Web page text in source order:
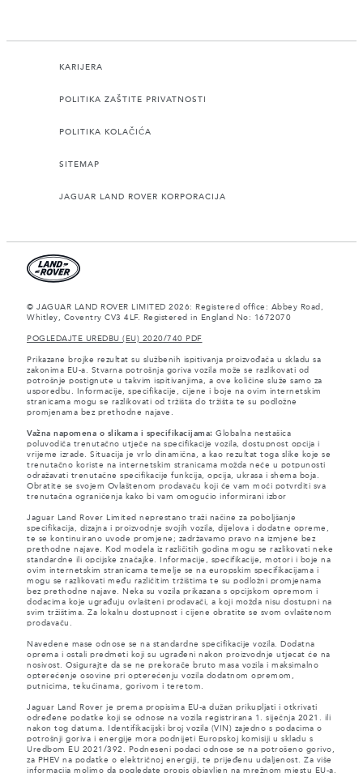
KARIJERA
POLITIKA ZAŠTITE PRIVATNOSTI
POLITIKA KOLAČIĆA
SITEMAP
JAGUAR LAND ROVER KORPORACIJA
© JAGUAR LAND ROVER LIMITED 2026: Registered office: Abbey Road,
Whitley, Coventry CV3 4LF. Registered in England No: 1672070
POGLEDAJTE UREDBU (EU) 2020/740 PDF
Prikazane brojke rezultat su službenih ispitivanja proizvođača u skladu sa
zakonima EU-a. Stvarna potrošnja goriva vozila može se razlikovati od
potrošnje postignute u takvim ispitivanjima, a ove količine služe samo za
usporedbu. Informacije, specifikacije, cijene i boje na ovim internetskim
stranicama mogu se razlikovati od tržišta do tržišta te su podložne
promjenama bez prethodne najave.
Važna napomena o slikama i specifikacijama: Globalna nestašica
poluvodiča trenutačno utječe na specifikacije vozila, dostupnost opcija i
vrijeme izrade. Situacija je vrlo dinamična, a kao rezultat toga slike koje se
trenutačno koriste na internetskim stranicama možda neće u potpunosti
odražavati trenutačne specifikacije funkcija, opcija, ukrasa i shema boja.
Obratite se svojem Ovlaštenom prodavaču koji će vam moći potvrditi sva
trenutačna ograničenja kako bi vam omogućio informirani izbor
Jaguar Land Rover Limited neprestano traži načine za poboljšanje
specifikacija, dizajna i proizvodnje svojih vozila, dijelova i dodatne opreme,
te se kontinuirano uvode promjene; zadržavamo pravo na izmjene bez
prethodne najave. Kod modela iz različitih godina mogu se razlikovati neke
standardne ili opcijske značajke. Informacije, specifikacije, motori i boje na
ovim internetskim stranicama temelje se na europskim specifikacijama i
mogu se razlikovati među različitim tržištima te su podložni promjenama
bez prethodne najave. Neka su vozila prikazana s opcijskom opremom i
dodacima koje ugrađuju ovlašteni prodavači, a koji možda nisu dostupni na
svim tržištima. Za lokalnu dostupnost i cijene obratite se svom ovlaštenom
prodavaču.
Navedene mase odnose se na standardne specifikacije vozila. Dodatna
oprema i ostali predmeti koji su ugrađeni nakon proizvodnje utjecat će na
nosivost. Osigurajte da se ne prekorače bruto masa vozila i maksimalno
opterećenje osovine pri opterećenju vozila dodatnom opremom,
putnicima, tekućinama, gorivom i teretom.
Jaguar Land Rover je prema propisima EU-a dužan prikupljati i otkrivati
određene podatke koji se odnose na vozila registrirana 1. siječnja 2021. ili
nakon tog datuma. Identifikacijski broj vozila (VIN) zajedno s podacima o
potrošnji goriva i energije mora podnijeti Europskoj komisiji u skladu s
Uredbom EU 2021/392. Podneseni podaci odnose se na potrošeno gorivo,
za PHEV na podatke o električnoj energiji, te prijeđenu udaljenost. Za više
informacija molimo da pogledate propis objavljen na mrežnom mjestu EU-a